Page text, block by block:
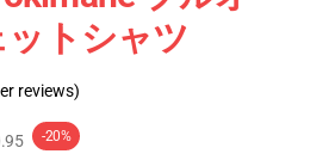
トシャツ
reviews)
-20%